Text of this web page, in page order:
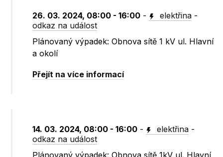
26. 03. 2024, 08:00 - 16:00 - elektřina -
odkaz na událost
Plánovaný výpadek: Obnova sítě 1 kV ul. Hlavní
a okolí
Přejít na více informací
14. 03. 2024, 08:00 - 16:00 - elektřina -
odkaz na událost
Plánovaný výpadek: Obnova sítě 1kV ul. Hlavní